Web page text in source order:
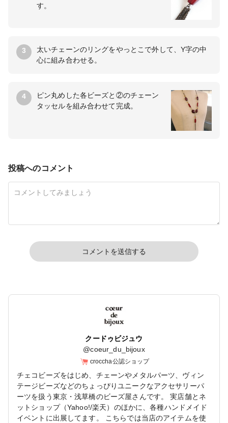
す。
3
太いチェーンのリングをやっとこで外して、Y字の中
心に組み合わせる。
4
ピン丸めした各ビーズと②のチェーン
タッセルを組み合わせて完成。
投稿へのコメント
コメントを送信する
クードゥビジュウ
@coeur_du_bijoux
croccha公認ショップ
チェコビーズをはじめ、チェーンやメタルパーツ、ヴィン
テージビーズなどのちょっぴりユニークなアクセサリーパ
ーツを扱う東京・浅草橋のビーズ屋さんです。 実店舗とネ
ットショップ（Yahoo!/楽天）のほかに、各種ハンドメイド
イベントに出展してます。 こちらでは当店のアイテムを使